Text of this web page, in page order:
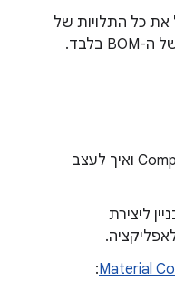
כל התלויות של
: רכיבי פריסה של Compose ואיך לעצב
ליצירת
Material
: